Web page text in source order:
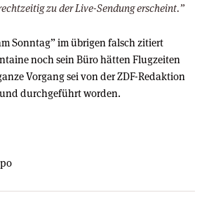
zu der Live-Sendung erscheint.”
Sonntag” im übrigen falsch zitiert
noch sein Büro hätten Flugzeiten
Vorgang sei von der ZDF-Redaktion
durchgeführt worden.